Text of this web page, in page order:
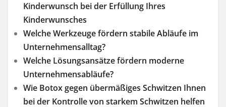
Kinderwunsch bei der Erfüllung Ihres
Kinderwunsches
Welche Werkzeuge fördern stabile Abläufe im
Unternehmensalltag?
Welche Lösungsansätze fördern moderne
Unternehmensabläufe?
Wie Botox gegen übermäßiges Schwitzen Ihnen
bei der Kontrolle von starkem Schwitzen helfen